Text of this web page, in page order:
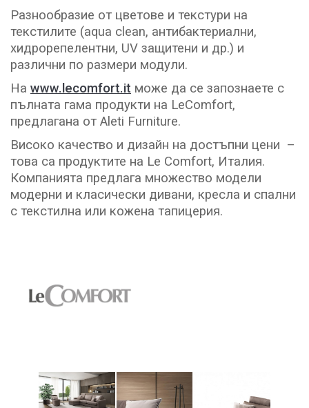
Разнообразие от цветове и текстури на
текстилите (aqua clean, антибактериални,
хидрорепелентни, UV защитени и др.) и
различни по размери модули.
На www.lecomfort.it може да се запознаете с
пълната гама продукти на LeComfort,
предлагана от Aleti Furniture.
Високо качество и дизайн на достъпни цени –
това са продуктите на Le Comfort, Италия.
Компанията предлага множество модели
модерни и класически дивани, кресла и спални
с текстилна или кожена тапицерия.